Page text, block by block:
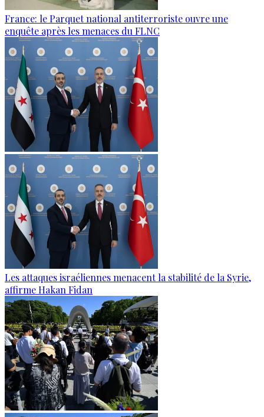
France: le Parquet national antiterroriste ouvre une
enquête après les menaces du FLNC
Les attaques israéliennes menacent la stabilité de la Syrie,
affirme Hakan Fidan